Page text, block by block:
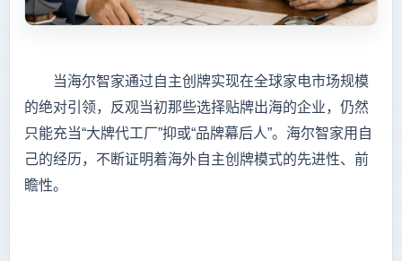
当海尔智家通过自主创牌实现在全球家电市场规模
的绝对引领，反观当初那些选择贴牌出海的企业，仍然
只能充当“大牌代工厂”抑或“品牌幕后人”。海尔智家用自
己的经历，不断证明着海外自主创牌模式的先进性、前
瞻性。